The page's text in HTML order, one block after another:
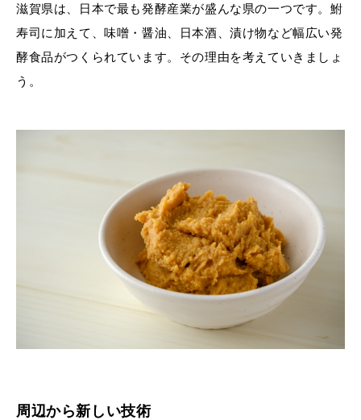
滋賀県は、日本で最も発酵産業が盛んな県の一つです。鮒
寿司に加えて、味噌・醤油、日本酒、漬け物など幅広い発
酵食品がつくられています。その理由を考えていきましょ
う。
周辺から新しい技術